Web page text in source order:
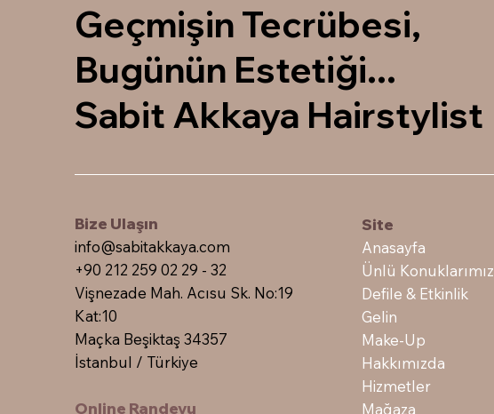
Geçmişin Tecrübesi,
Bugünün Estetiği...
Sabit Akkaya Hairstylist
Bize Ulaşın
info@sabitakkaya.com
+90 212 259 02 29 - 32
Vişnezade Mah. Acısu Sk. No:19
Kat:10
Maçka Beşiktaş 34357
İstanbul / Türkiye
Online Randevu
Site
Anasayfa
Ünlü Konuklarımız
Defile & Etkinlik
Gelin
Make-Up
Hakkımızda
Hizmetler
Mağaza